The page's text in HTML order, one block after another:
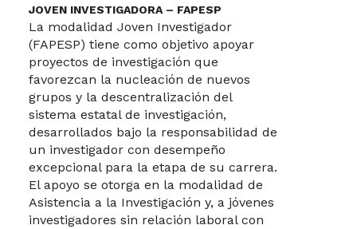
JOVEN INVESTIGADORA – FAPESP
La modalidad Joven Investigador
(FAPESP) tiene como objetivo apoyar
proyectos de investigación que
favorezcan la nucleación de nuevos
grupos y la descentralización del
sistema estatal de investigación,
desarrollados bajo la responsabilidad de
un investigador con desempeño
excepcional para la etapa de su carrera.
El apoyo se otorga en la modalidad de
Asistencia a la Investigación y, a jóvenes
investigadores sin relación laboral con